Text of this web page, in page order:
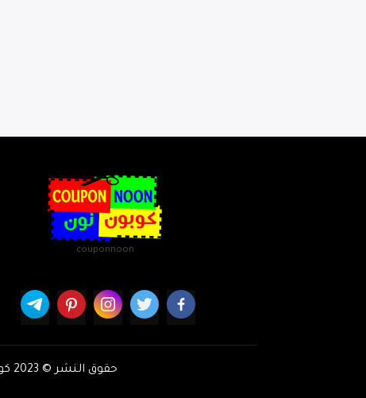
couponnoon
حقوق النشر © 2023 كوبون نون : أحدث كوبونات واكواد خصم نون كوم. جميع الحقوق محفوظة.